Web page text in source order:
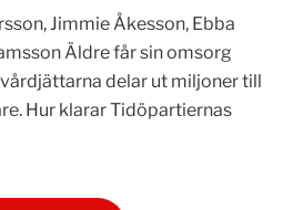
Jimmie Åkesson, Ebba
Äldre får sin omsorg
delar ut miljoner till
Hur klarar Tidöpartiernas